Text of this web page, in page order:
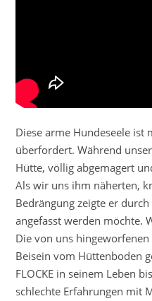
Diese arme Hundeseele ist
überfordert. Während
Hütte, völlig abgemagert
Als wir uns ihm näherten,
Bedrängung zeigte er
angefasst werden möchte.
Die von uns
Beisein vom Hüttenboden
FLOCKE in seinem Leben
schlechte Erfahrungen mit